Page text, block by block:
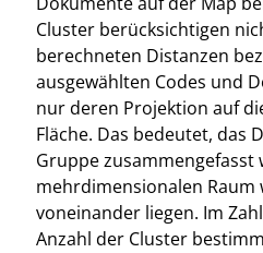
Cluster berücksichtigen
berechneten Distanzen
ausgewählten Codes und
nur deren Projektion auf
Fläche. Das bedeutet, das
Gruppe zusammengefasst
mehrdimensionalen
voneinander liegen. Im
Anzahl der Cluster